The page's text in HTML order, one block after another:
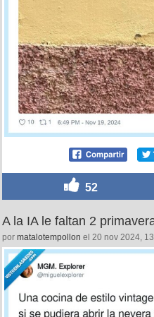
52
A la IA le faltan 2
por matalotempollon el 20 nov 2024,